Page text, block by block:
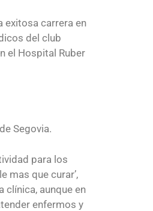
exitosa carrera en
del club
el Hospital Ruber
Segovia.
para los
mas que curar’,
clínica, aunque en
enfermos y